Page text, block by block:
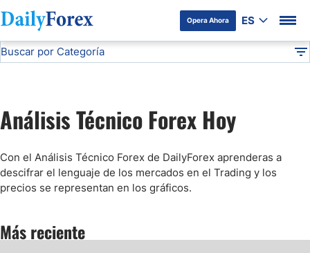
Opera Ahora ES
Divulgación del Anunciante
Buscar por Categoría
Análisis de Mercados Bursátiles
Análisis y Pronóstico del Café Hoy
Análisis Técnico Forex Hoy
Con el Análisis Técnico Forex de DailyForex aprenderas a
descifrar el lenguaje de los mercados en el Trading y los
precios se representan en los gráficos.
Más reciente